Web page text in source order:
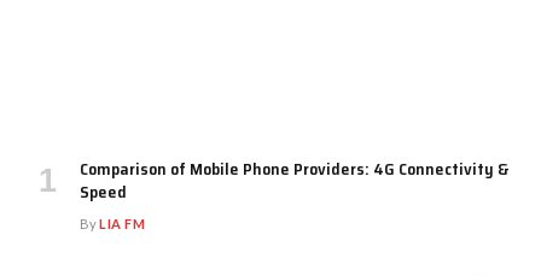
Comparison of Mobile Phone Providers: 4G Connectivity &
Speed
ByLIA FM